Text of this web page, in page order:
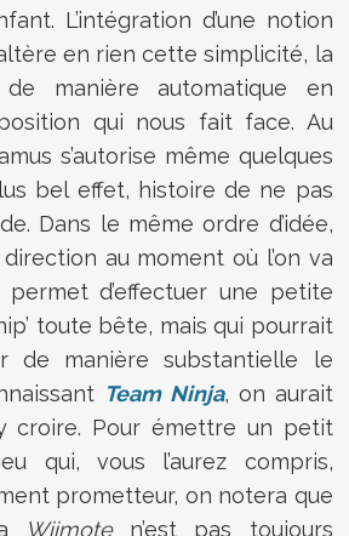
L’intégration d’une notion
en rien cette simplicité, la
de manière automatique en
qui nous fait face. Au
s’autorise même quelques
bel effet, histoire de ne pas
Dans le même ordre d’idée,
au moment où l’on va
d’effectuer une petite
toute bête, mais qui pourrait
de manière substantielle le
Team Ninja, on aurait
croire. Pour émettre un petit
qui, vous l’aurez compris,
prometteur, on notera que
Wiimoten’est pas toujours